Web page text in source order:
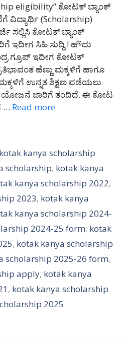
eligibility” ಕೋಟಕ್ ಬ್ಯಾಂಕ್
ವಿದ್ಯಾರ್ಥಿ (Scholarship)
ಸಲ್ಲಿಸಿ ಕೋಟಕ್ ಬ್ಯಾಂಕ್
ಇದೀಗ ಸಿಹಿ ಸುದ್ದಿ.! ಹೌದು
ಗ್ರೂಪ್ ಇದೀಗ ಕೋಟಕ್
ಹೆಣ್ಣು ಮಕ್ಕಳಿಗೆ ಹಾಗೂ
ಉನ್ನತ ಶಿಕ್ಷಣ ಪಡೆಯಲು
ಯೋಜನೆ ಜಾರಿಗೆ ತಂದಿದೆ. ಈ ಕೋಟ
… Read more
kanya scholarship
scholarship, kotak kanya
kanya scholarship 2022,
2023, kotak kanya
kanya scholarship 2024-
2024-25 form, kotak
, kotak kanya scholarship
scholarship 2025-26 form,
apply, kotak kanya
, kotak kanya scholarship
2025